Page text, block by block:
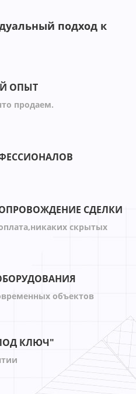
подход к
ОПЫТ
продаем.
СДЕЛКИ
скрытых
объектов
КЛЮЧ"